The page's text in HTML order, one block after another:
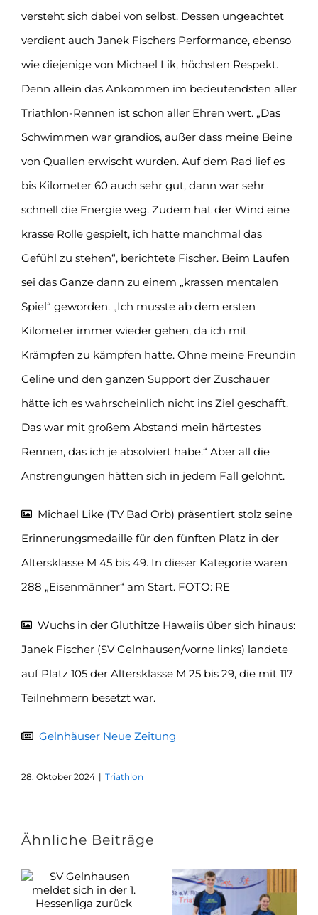
versteht sich dabei von selbst. Dessen ungeachtet
verdient auch Janek Fischers Performance, ebenso
wie diejenige von Michael Lik, höchsten Respekt.
Denn allein das Ankommen im bedeutendsten aller
Triathlon-Rennen ist schon aller Ehren wert. „Das
Schwimmen war grandios, außer dass meine Beine
von Quallen erwischt wurden. Auf dem Rad lief es
bis Kilometer 60 auch sehr gut, dann war sehr
schnell die Energie weg. Zudem hat der Wind eine
krasse Rolle gespielt, ich hatte manchmal das
Gefühl zu stehen“, berichtete Fischer. Beim Laufen
sei das Ganze dann zu einem „krassen mentalen
Spiel“ geworden. „Ich musste ab dem ersten
Kilometer immer wieder gehen, da ich mit
Krämpfen zu kämpfen hatte. Ohne meine Freundin
Celine und den ganzen Support der Zuschauer
hätte ich es wahrscheinlich nicht ins Ziel geschafft.
Das war mit großem Abstand mein härtestes
Rennen, das ich je absolviert habe.“ Aber all die
Anstrengungen hätten sich in jedem Fall gelohnt.
Michael Like (TV Bad Orb) präsentiert stolz seine
Erinnerungsmedaille für den fünften Platz in der
Altersklasse M 45 bis 49. In dieser Kategorie waren
288 „Eisenmänner“ am Start. FOTO: RE
Wuchs in der Gluthitze Hawaiis über sich hinaus:
Janek Fischer (SV Gelnhausen/vorne links) landete
auf Platz 105 der Altersklasse M 25 bis 29, die mit 117
Teilnehmern besetzt war.
Gelnhäuser Neue Zeitung
28. Oktober 2024 | Triathlon
Ähnliche Beiträge